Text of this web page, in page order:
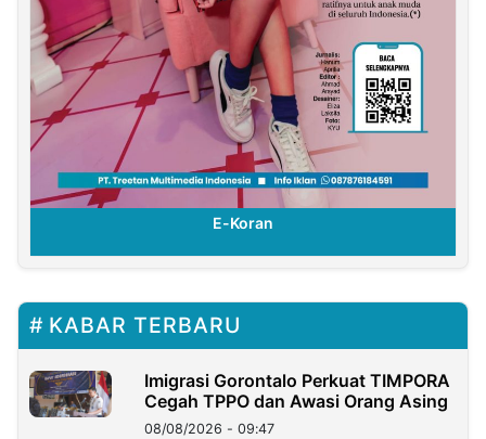
E-Koran
KABAR TERBARU
Imigrasi Gorontalo Perkuat TIMPORA
Cegah TPPO dan Awasi Orang Asing
08/08/2026 - 09:47